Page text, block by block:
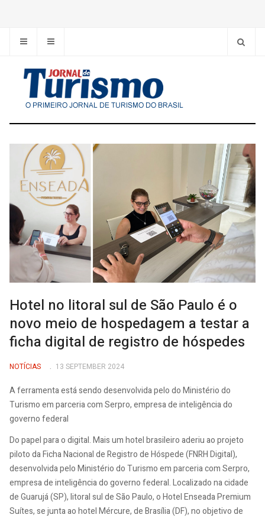
Hotel no litoral sul de São Paulo é o
novo meio de hospedagem a testar a
ficha digital de registro de hóspedes
NOTÍCIAS 13 SEPTEMBER 2024
A ferramenta está sendo desenvolvida pelo do Ministério do
Turismo em parceria com Serpro, empresa de inteligência do
governo federal
Do papel para o digital. Mais um hotel brasileiro aderiu ao projeto
piloto da Ficha Nacional de Registro de Hóspede (FNRH Digital),
desenvolvida pelo Ministério do Turismo em parceria com Serpro,
empresa de inteligência do governo federal. Localizado na cidade
de Guarujá (SP), litoral sul de São Paulo, o Hotel Enseada Premium
Suítes, se junta ao hotel Mércure, de Brasília (DF), no objetivo de